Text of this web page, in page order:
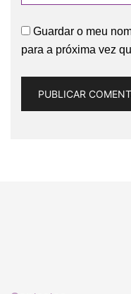
Guardar o meu
para a próxima vez